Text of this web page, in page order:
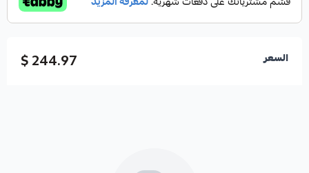
السعر 244.97 $